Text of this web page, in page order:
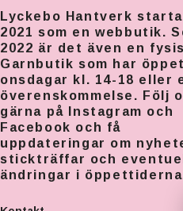
Lyckebo Hantverk
2021 som en webbutik.
2022 är det även en
Garnbutik som har
onsdagar kl. 14-18 eller
överenskommelse. Följ
gärna på Instagram och
Facebook och få
uppdateringar om
stickträffar och
ändringar i